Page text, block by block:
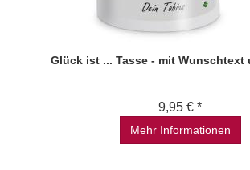
Glück ist ... Tasse - mit Wunschtext
9,95 € *
Mehr Informationen